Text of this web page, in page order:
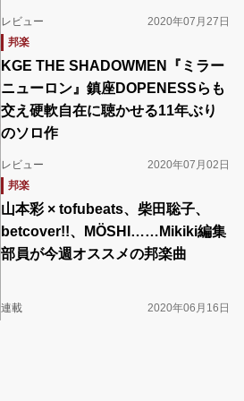
レビュー
2020年07月27日
邦楽
KGE THE SHADOWMEN『ミラー
ニューロン』鎮座DOPENESSらも
交え硬軟自在に聴かせる11年ぶり
のソロ作
レビュー
2020年07月02日
邦楽
山本彩 × tofubeats、柴田聡子、
betcover!!、MÖSHI……Mikiki編集
部員が今週オススメの邦楽曲
連載 2020年06月16日